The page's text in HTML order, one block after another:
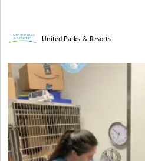
United Parks & Resorts